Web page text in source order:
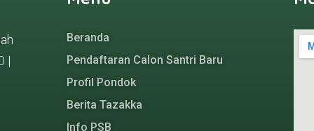
|
Beranda
Pendaftaran Calon Santri Baru
Profil Pondok
Berita Tazakka
Info PSB